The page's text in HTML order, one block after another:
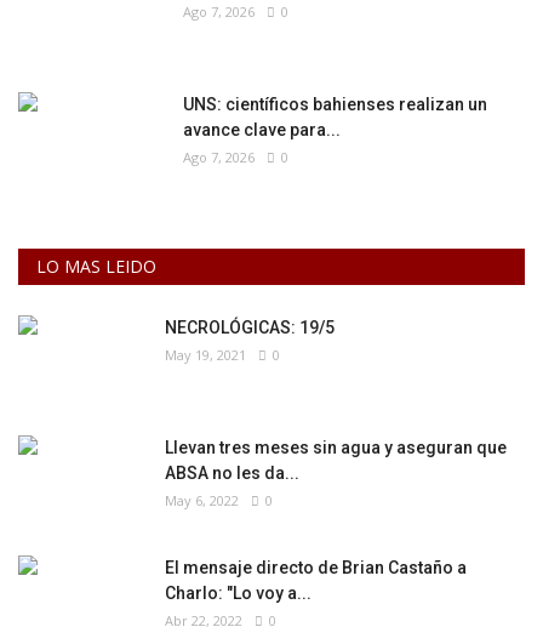
Ago 7, 2026 0
UNS: científicos bahienses realizan un
avance clave para...
Ago 7, 2026 0
LO MAS LEIDO
NECROLÓGICAS: 19/5
May 19, 2021 0
Llevan tres meses sin agua y aseguran que
ABSA no les da...
May 6, 2022 0
El mensaje directo de Brian Castaño a
Charlo: "Lo voy a...
Abr 22, 2022 0